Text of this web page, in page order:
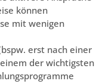
können
mit wenigen
erst nach einer
der wichtigsten